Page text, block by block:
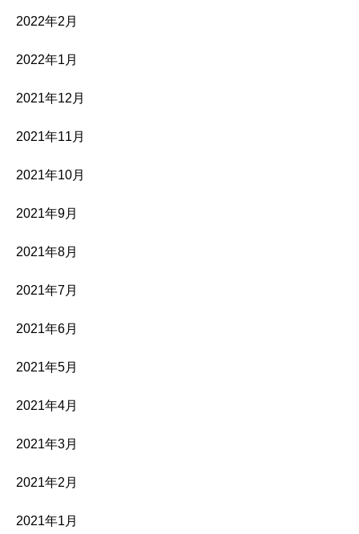
2022年2月
2022年1月
2021年12月
2021年11月
2021年10月
2021年9月
2021年8月
2021年7月
2021年6月
2021年5月
2021年4月
2021年3月
2021年2月
2021年1月